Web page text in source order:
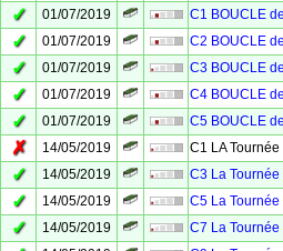
✓ 01/07/2019
C1 BOUCLE
✓ 01/07/2019
C2 BOUCLE
✓ 01/07/2019
C3 BOUCLE
✓ 01/07/2019
C4 BOUCLE
✓ 01/07/2019
C5 BOUCLE
✗ 14/05/2019
C1 LA
✓ 14/05/2019
C3 La
✓ 14/05/2019
C5 La
✓ 14/05/2019
C7 La